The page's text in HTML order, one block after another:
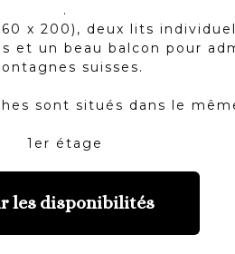
.
x 200), deux lits
et un beau balcon pour
suisses.
sont situés dans le
1er étage
les disponibilités